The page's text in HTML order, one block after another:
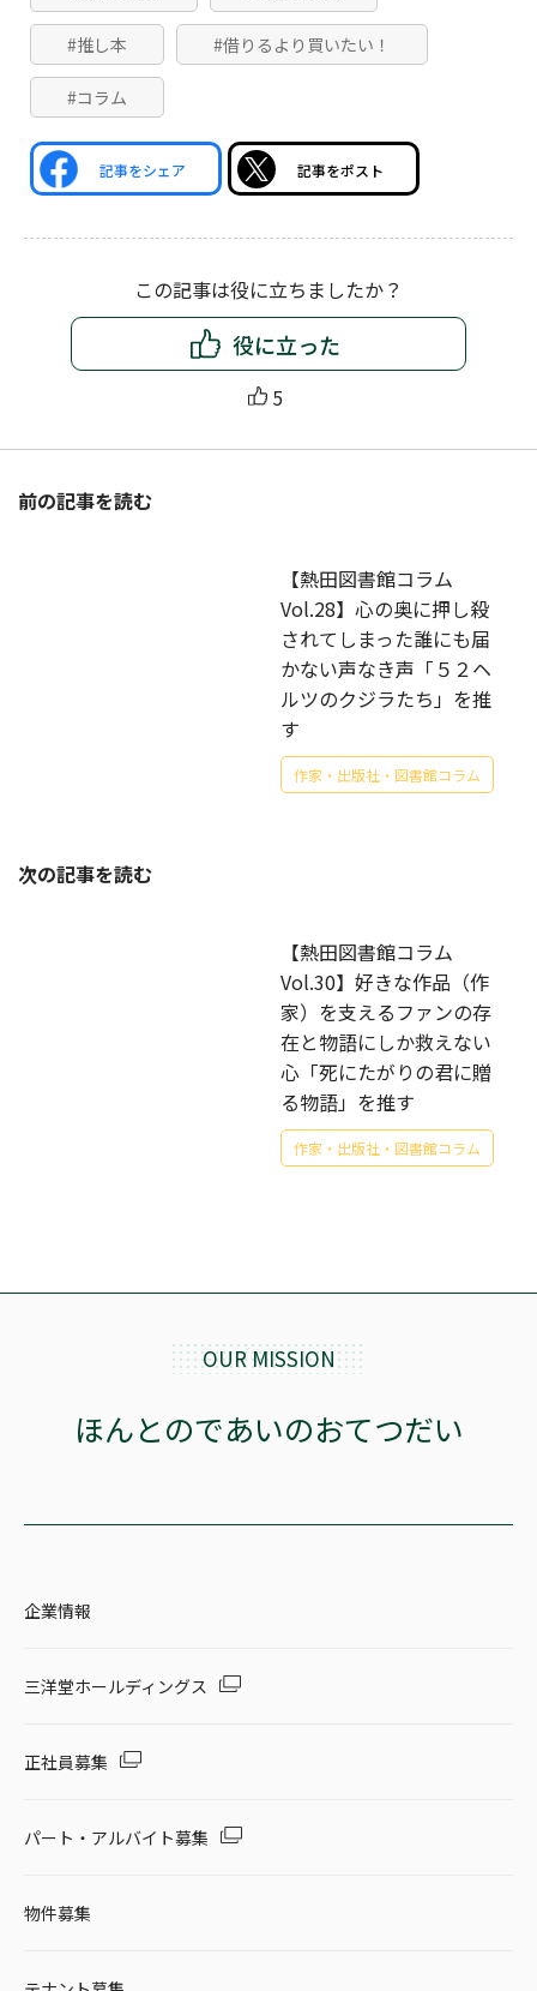
#推し本 #借りるより買いたい！
#コラム
記事をシェア 記事をポスト
この記事は役に立ちましたか？
役に立った
5
前の記事を読む
【熱田図書館コラム
Vol.28】心の奥に押し殺
されてしまった誰にも届
かない声なき声「５２ヘ
ルツのクジラたち」を推
す
作家・出版社・図書館コラム
次の記事を読む
【熱田図書館コラム
Vol.30】好きな作品（作
家）を支えるファンの存
在と物語にしか救えない
心「死にたがりの君に贈
る物語」を推す
作家・出版社・図書館コラム
OUR MISSION
ほんとのであいのおてつだい
企業情報
三洋堂ホールディングス
正社員募集
パート・アルバイト募集
物件募集